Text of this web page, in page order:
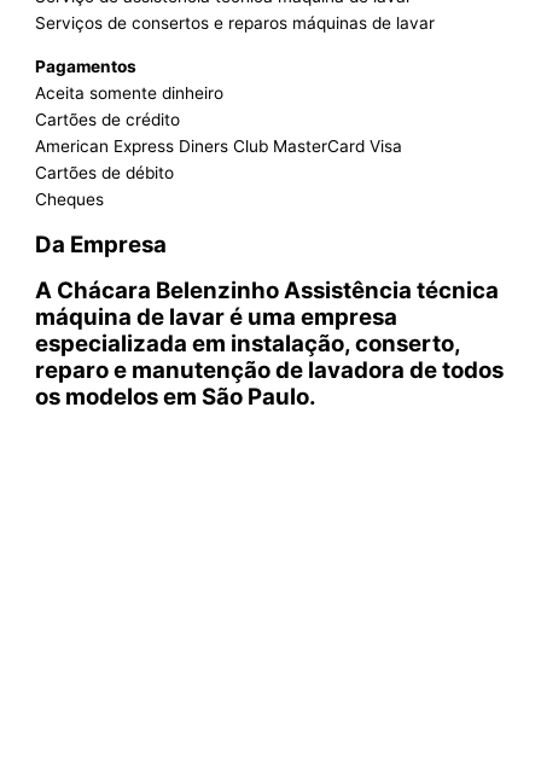
Serviços de consertos e reparos máquinas de lavar
Pagamentos
Aceita somente dinheiro
Cartões de crédito
American Express Diners Club MasterCard Visa
Cartões de débito
Cheques
Da Empresa
A Chácara Belenzinho Assistência técnica
máquina de lavar é uma empresa
especializada em instalação, conserto,
reparo e manutenção de lavadora de todos
os modelos em São Paulo.